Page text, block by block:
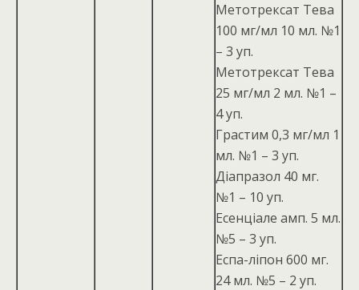
Метотрексат Тева
100 мг/мл 10 мл. №1
– 3 уп.
Метотрексат Тева
25 мг/мл 2 мл. №1 –
4 уп.
Грастим 0,3 мг/мл 1
мл. №1 – 3 уп.
Діапразол 40 мг.
№1 – 10 уп.
Есенціале амп. 5 мл.
№5 – 3 уп.
Еспа-ліпон 600 мг.
24 мл. №5 – 2 уп.